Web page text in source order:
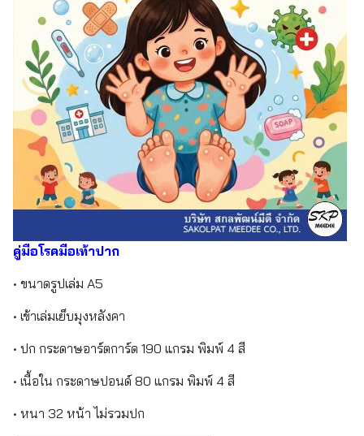
คู่มือโรคมือเท้าปาก
• ขนาดรูปเล่ม A5
• เข้าเล่มเย็บมุงหลังคา
• ปก กระดาษอาร์ตการ์ด 190 แกรม พิมพ์ 4 สี
• เนื้อใน กระดาษปอนด์ 80 แกรม พิมพ์ 4 สี
• หนา 32 หน้า ไม่รวมปก